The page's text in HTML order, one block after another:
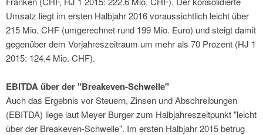
Umsatz liegt im ersten Halbjahr 2016 voraussichtlich leicht über
215 Mio. CHF (umgerechnet rund 199 Mio. Euro) und steigt damit
gegenüber dem Vorjahreszeitraum um mehr als 70 Prozent (HJ 1
2015: 124.4 Mio. CHF).
EBITDA über der "Breakeven-Schwelle"
Auch das Ergebnis vor Steuern, Zinsen und Abschreibungen
(EBITDA) liege laut Meyer Burger zum Halbjahreszeitpunkt "leicht
über der Breakeven-Schwelle". Im ersten Halbjahr 2015 betrug